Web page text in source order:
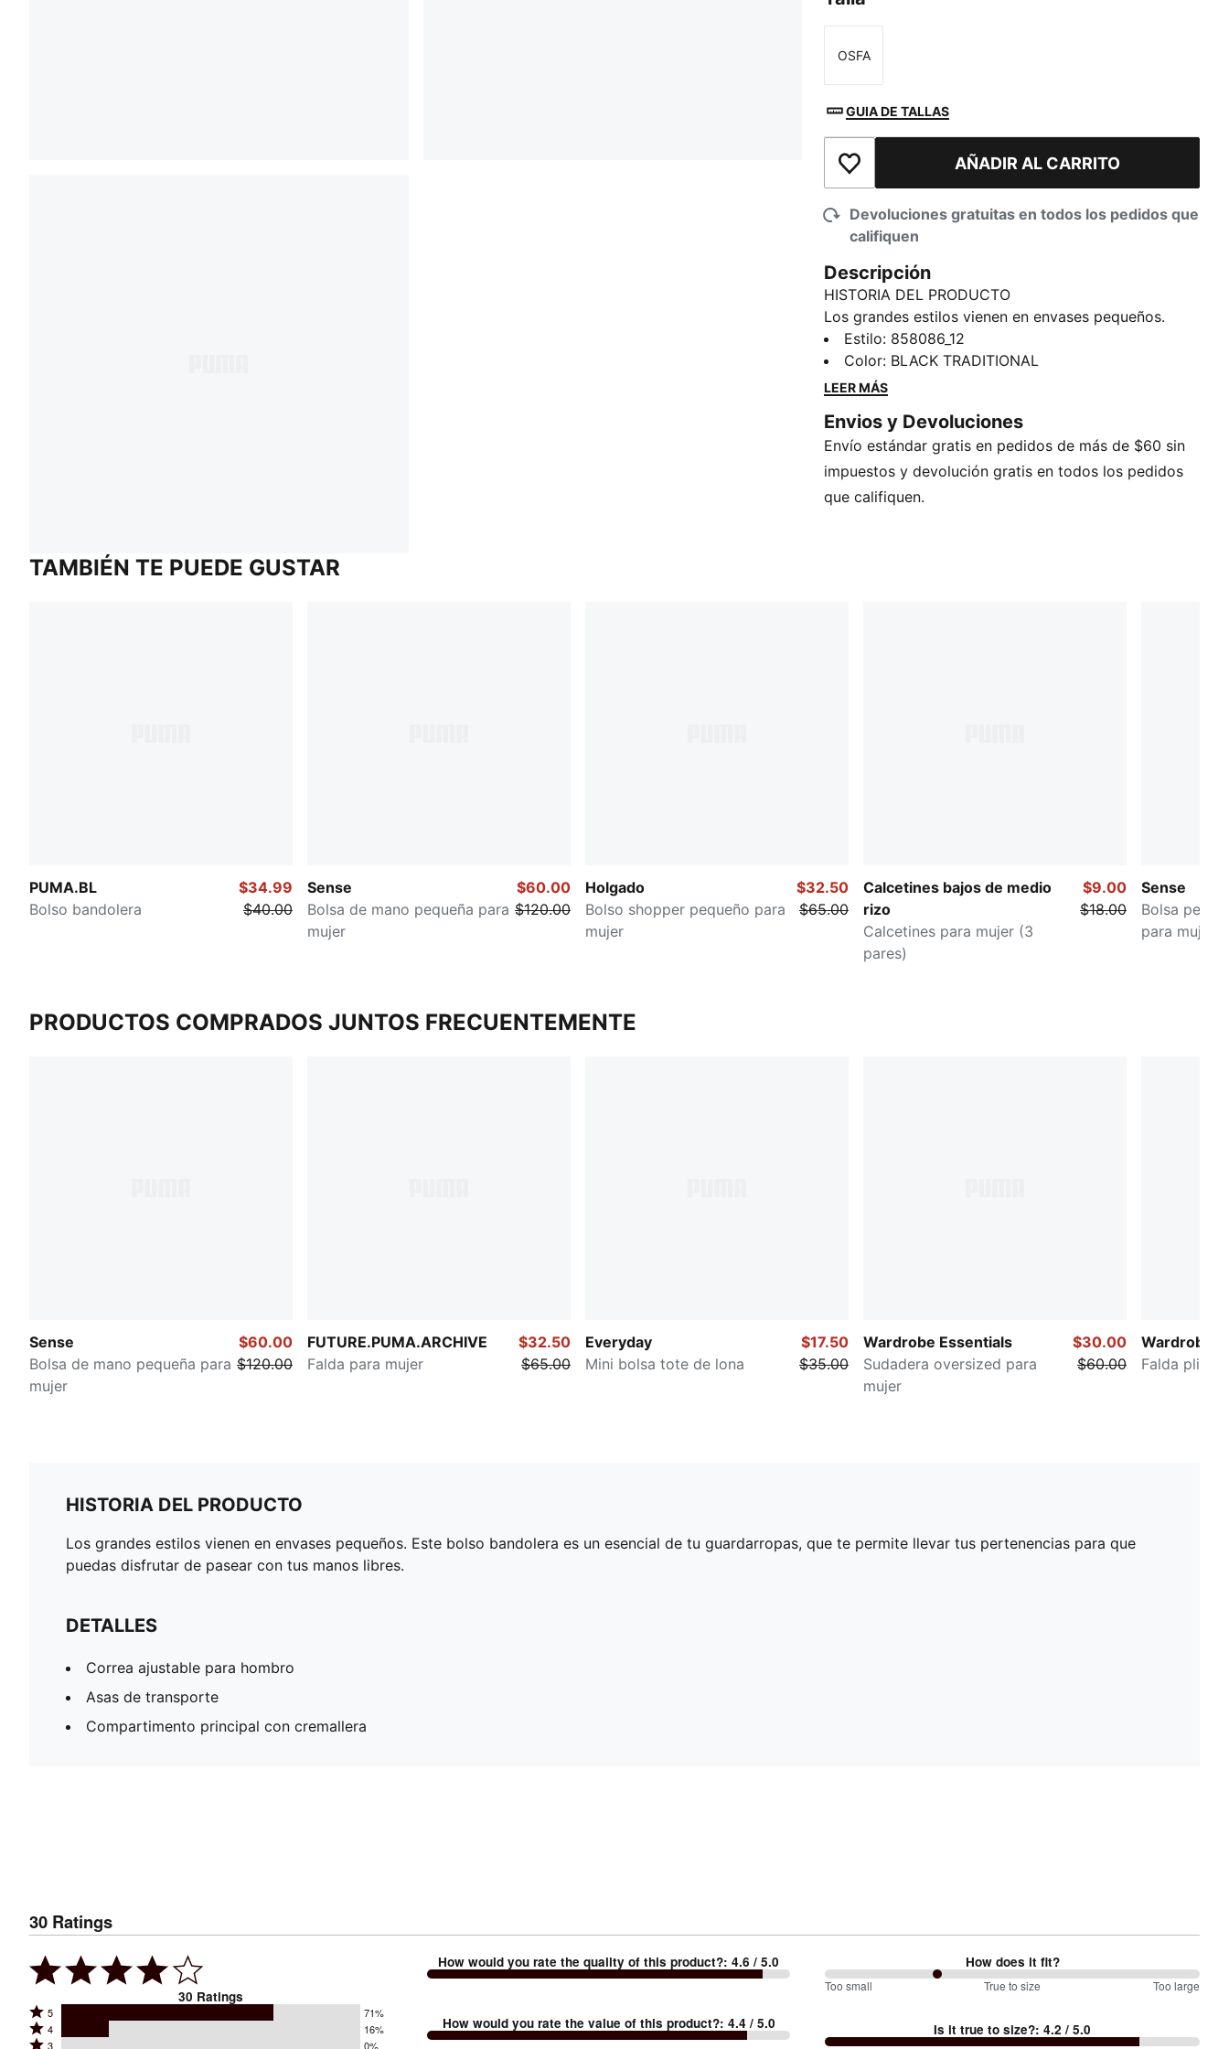
Talla
OSFA
GUIA DE TALLAS
Añadir a la lista de deseosAÑADIR AL CARRITO
Devoluciones gratuitas en todos los pedidos que
califiquen
Descripción
HISTORIA DEL PRODUCTO
Los grandes estilos vienen en envases pequeños.
Este bolso bandolera es un esencial de tu
guardarropas, que te permite llevar tus pertenencias
para que puedas disfrutar de pasear con tus manos
DETALLES
Correa ajustable para hombro
Asas de transporte
Compartimento principal con cremallera
Estilo: 858086_12
Color: BLACK TRADITIONAL
LEER MÁS
Envios y Devoluciones
Envío estándar gratis en pedidos de más de $60 sin
impuestos y devolución gratis en todos los pedidos
que califiquen.
TAMBIÉN TE PUEDE GUSTAR
PUMA.BL
Bolso bandolera
$34.99
$40.00
Sense
Bolsa de mano pequeña para
mujer
$60.00
$120.00
Holgado
Bolso shopper pequeño para
mujer
$32.50
$65.00
Calcetines bajos de medio
rizo
Calcetines para mujer (3
pares)
$9.00
$18.00
Sense
Bolsa
para mujer
PRODUCTOS COMPRADOS JUNTOS FRECUENTEMENTE
Sense
Bolsa de mano pequeña para
mujer
$60.00
$120.00
FUTURE.PUMA.ARCHIVE
Falda para mujer
$32.50
$65.00
Everyday
Mini bolsa tote de lona
$17.50
$35.00
Wardrobe Essentials
Sudadera oversized para
mujer
$30.00
$60.00
Wardrobe
Falda
HISTORIA DEL PRODUCTO
Los grandes estilos vienen en envases pequeños. Este bolso bandolera es un esencial de tu guardarropas, que te permite llevar tus pertenencias para que
puedas disfrutar de pasear con tus manos libres.
DETALLES
Correa ajustable para hombro
Asas de transporte
Compartimento principal con cremallera
30 Ratings
30 Ratings
Rated
5
5 71%
Rated
4 16%
3 0%
How would you rate the quality of this product?:4.6 / 5.0
How would you rate the value of this product?: 4.4 / 5.0
How does it fit?
60%
Too
Too small True to size Too large
Is it true to size?:4.2 / 5.0